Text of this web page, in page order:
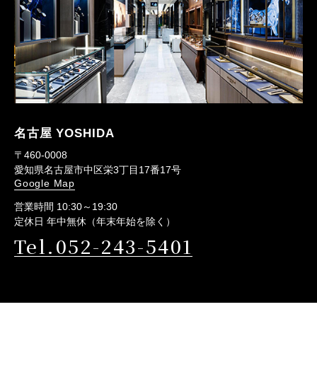
名古屋 YOSHIDA
〒460-0008
愛知県名古屋市中区栄3丁目17番17号
Google Map
営業時間 10:30～19:30
定休日 年中無休（年末年始を除く）
Tel.052-243-5401